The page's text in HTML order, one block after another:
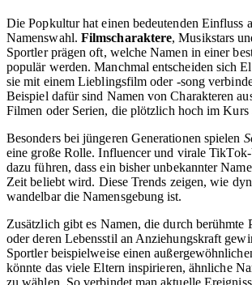
Die Popkultur hat einen bedeutenden Einfluss
Namenswahl. Filmscharaktere, Musikstars
Sportler prägen oft, welche Namen in einer
populär werden. Manchmal entscheiden sich
sie mit einem Lieblingsfilm oder -song
Beispiel dafür sind Namen von Charakteren
Filmen oder Serien, die plötzlich hoch im Kurs
Besonders bei jüngeren Generationen spielen
eine große Rolle. Influencer und virale
dazu führen, dass ein bisher unbekannter
Zeit beliebt wird. Diese Trends zeigen, wie
wandelbar die Namensgebung ist.
Zusätzlich gibt es Namen, die durch berühmte
oder deren Lebensstil an Anziehungskraft
Sportler beispielweise einen
könnte das viele Eltern inspirieren, ähnliche
zu wählen. So verbindet man aktuelle